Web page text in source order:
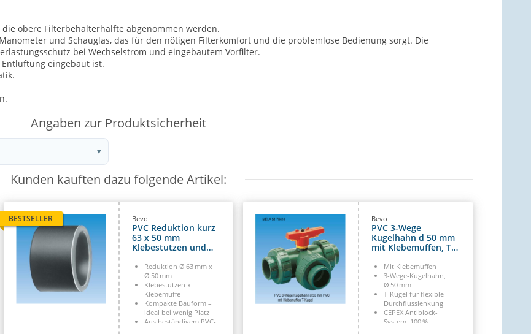
obere Filterbehälterhälfte abgenommen werden.
und Schauglas, das für den nötigen Filterkomfort und die problemlose Bedienung sorgt. Die
bei Wechselstrom und eingebautem Vorfilter.
eingebaut ist.
Angaben zur Produktsicherheit
Kunden kauften dazu folgende Artikel:
BESTSELLER Bevo
PVC Reduktion kurz
63 x 50 mm
Klebestutzen und
Reduktion Ø 63 mm x
Ø 50 mm
Klebestutzen x
Klebemuffe
Kompakte Bauform –
ideal bei wenig Platz
Aus beständigem PVC-
Bevo
PVC 3-Wege
Kugelhahn d 50 mm
mit Klebemuffen, T-
Mit Klebemuffen
3-Wege-Kugelhahn,
Ø 50 mm
T-Kugel für flexible
Durchflusslenkung
CEPEX Antiblock-
System, 100 %